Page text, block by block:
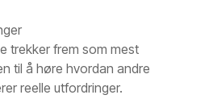
trekker frem som mest
til å høre hvordan andre
reelle utfordringer.